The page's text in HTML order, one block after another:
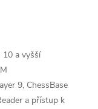
a vyšší
9, ChessBase
a přístup k